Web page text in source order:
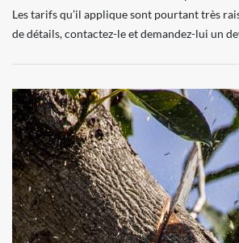
Les tarifs qu’il applique sont pourtant très
de détails, contactez-le et demandez-lui un